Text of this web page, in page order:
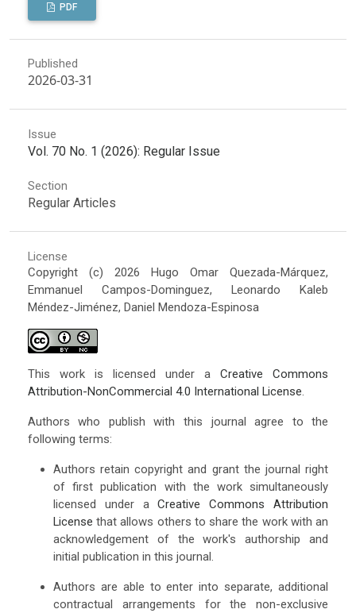
PDF
Published
2026-03-31
Issue
Vol. 70 No. 1 (2026): Regular Issue
Section
Regular Articles
License
Copyright (c) 2026 Hugo Omar Quezada-Márquez,
Emmanuel Campos-Dominguez, Leonardo Kaleb
Méndez-Jiménez, Daniel Mendoza-Espinosa
This work is licensed under aCreative Commons
Attribution-NonCommercial 4.0 International License.
Authors who publish with this journal agree to the
following terms:
Authors retain copyright and grant the journal right
of first publication with the work simultaneously
licensed under aCreative Commons Attribution
License that allows others to share the work with an
acknowledgement of the work's authorship and
initial publication in this journal.
Authors are able to enter into separate, additional
contractual arrangements for the non-exclusive